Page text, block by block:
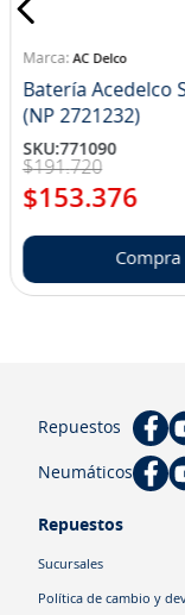
AC Delco
Batería Acedelco
(NP 2721232)
SKU:771090
$191.720
$153.376
Repuestos
Neumáticos
Repuestos
Sucursales
Política de cambio y